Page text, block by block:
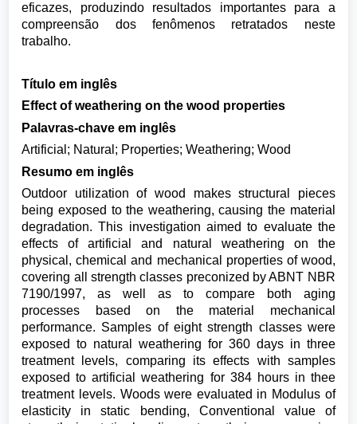
eficazes, produzindo resultados importantes para a
compreensão dos fenômenos retratados neste
trabalho.
Título em inglês
Effect of weathering on the wood properties
Palavras-chave em inglês
Artificial; Natural; Properties; Weathering; Wood
Resumo em inglês
Outdoor utilization of wood makes structural pieces
being exposed to the weathering, causing the material
degradation. This investigation aimed to evaluate the
effects of artificial and natural weathering on the
physical, chemical and mechanical properties of wood,
covering all strength classes preconized by ABNT NBR
7190/1997, as well as to compare both aging
processes based on the material mechanical
performance. Samples of eight strength classes were
exposed to natural weathering for 360 days in three
treatment levels, comparing its effects with samples
exposed to artificial weathering for 384 hours in thee
treatment levels. Woods were evaluated in Modulus of
elasticity in static bending, Conventional value of